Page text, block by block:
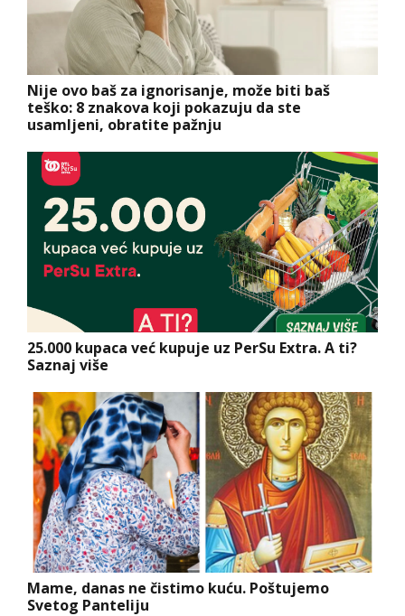
Nije ovo baš za ignorisanje, može biti baš
teško: 8 znakova koji pokazuju da ste
usamljeni, obratite pažnju
25.000 kupaca već kupuje uz PerSu Extra. A ti?
Saznaj više
Mame, danas ne čistimo kuću. Poštujemo
Svetog Panteliju